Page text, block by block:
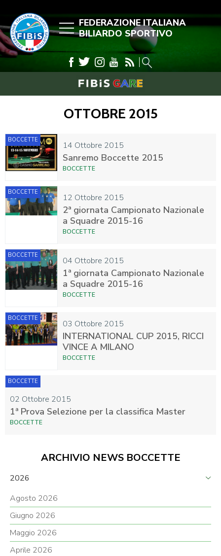
FEDERAZIONE ITALIANA
BILIARDO SPORTIVO
OTTOBRE 2015
14 Ottobre 2015
BOCCETTE
Sanremo Boccette 2015
BOCCETTE
12 Ottobre 2015
BOCCETTE
2ª giornata Campionato Nazionale
a Squadre 2015-16
BOCCETTE
04 Ottobre 2015
BOCCETTE
1ª giornata Campionato Nazionale
a Squadre 2015-16
BOCCETTE
03 Ottobre 2015
BOCCETTE
INTERNATIONAL CUP 2015, RICCI
VINCE A MILANO
BOCCETTE
02 Ottobre 2015
BOCCETTE
1ª Prova Selezione per la classifica Master
BOCCETTE
ARCHIVIO NEWS BOCCETTE
2026
Agosto 2026
Giugno 2026
Maggio 2026
Aprile 2026